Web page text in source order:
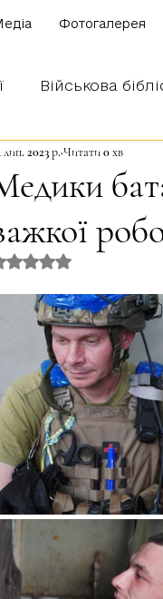
Фотогалерея
Військова
бійця Блог
Богуна
лип. 2023 р. Читати 0 хв
Оцінка: NaN з 5